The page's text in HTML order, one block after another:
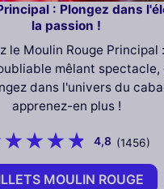
: Plongez dans
la passion !
le Moulin Rouge Principal
mêlant spectacle,
dans l'univers du
apprenez-en plus !
4,8 (1456)
MOULIN ROUGE